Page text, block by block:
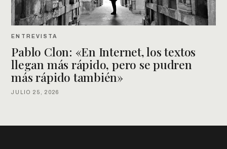
ENTREVISTA
Pablo Clon: «En Internet, los textos
llegan más rápido, pero se pudren
más rápido también»
JULIO 25, 2026